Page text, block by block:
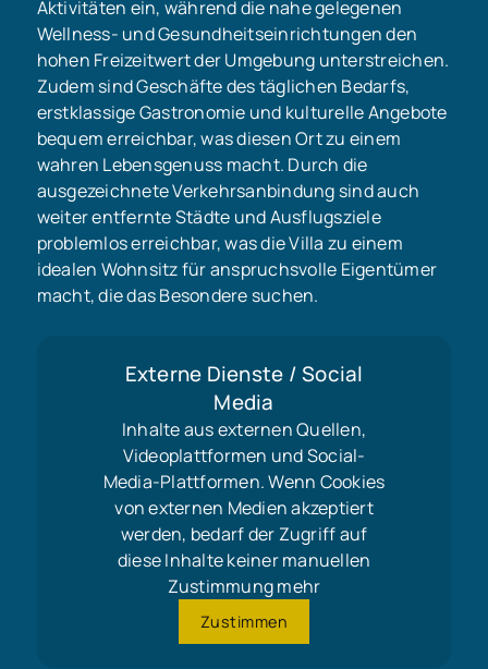
Aktivitäten ein, während die nahe gelegenen
Wellness- und Gesundheitseinrichtungen den
hohen Freizeitwert der Umgebung unterstreichen.
Zudem sind Geschäfte des täglichen Bedarfs,
erstklassige Gastronomie und kulturelle Angebote
bequem erreichbar, was diesen Ort zu einem
wahren Lebensgenuss macht. Durch die
ausgezeichnete Verkehrsanbindung sind auch
weiter entfernte Städte und Ausflugsziele
problemlos erreichbar, was die Villa zu einem
idealen Wohnsitz für anspruchsvolle Eigentümer
macht, die das Besondere suchen.
Externe Dienste / Social
Media
Inhalte aus externen Quellen,
Videoplattformen und Social-
Media-Plattformen. Wenn Cookies
von externen Medien akzeptiert
werden, bedarf der Zugriff auf
diese Inhalte keiner manuellen
Zustimmung mehr
Zustimmen